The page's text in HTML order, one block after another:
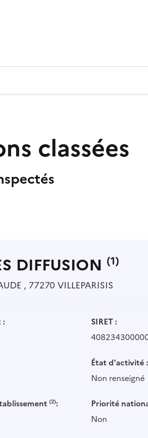
classées
DIFFUSION (1)
, 77270 VILLEPARISIS
:
SIRET :
État d'activité :
Non renseigné
(2):
Priorité
Non